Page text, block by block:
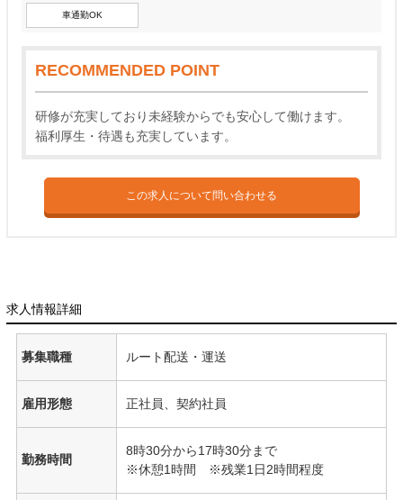
車通勤OK
RECOMMENDED POINT
研修が充実しており未経験からでも安心して働けます。
福利厚生・待遇も充実しています。
この求人について問い合わせる
求人情報詳細
募集職種 ルート配送・運送
雇用形態 正社員、契約社員
勤務時間
8時30分から17時30分まで
※休憩1時間 ※残業1日2時間程度